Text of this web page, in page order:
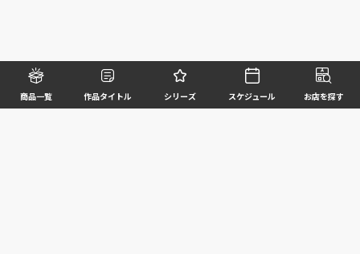
商品一覧 作品タイトル シリーズ スケジュール お店を探す